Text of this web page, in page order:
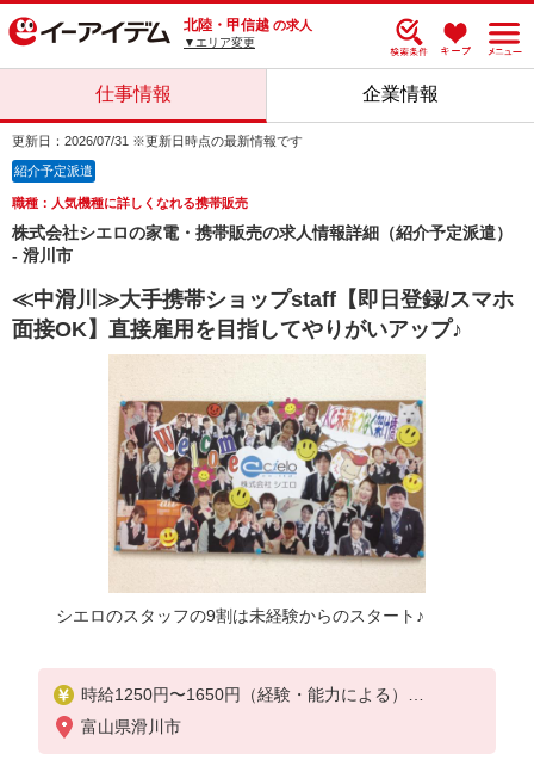
北陸・甲信越 の求人
▼エリア変更
仕事情報 企業情報
更新日：2026/07/31 ※更新日時点の最新情報です
紹介予定派遣
職種：人気機種に詳しくなれる携帯販売
株式会社シエロの家電・携帯販売の求人情報詳細（紹介予定派遣）
- 滑川市
≪中滑川≫大手携帯ショップstaff【即日登録/スマホ
面接OK】直接雇用を目指してやりがいアップ♪
シエロのスタッフの9割は未経験からのスタート♪
時給1250円〜1650円（経験・能力による）
※残業代支給
★交通費別途支給（規定あり）
富山県滑川市